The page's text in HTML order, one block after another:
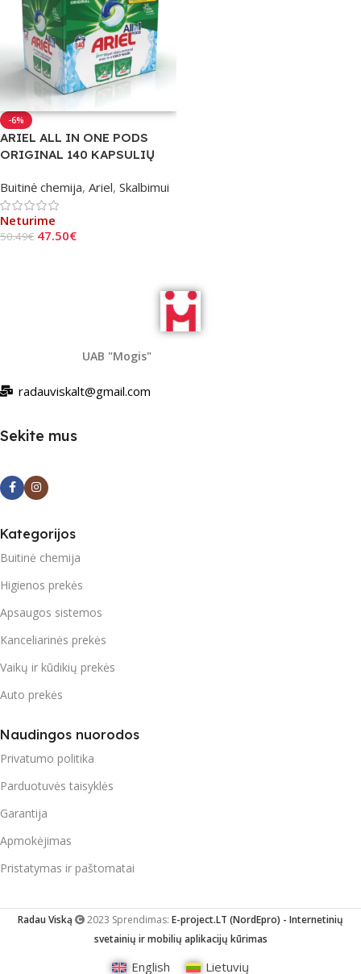
-6%
ARIEL ALL IN ONE PODS
ORIGINAL 140 KAPSULIŲ
Buitinė chemija, Ariel, Skalbimui
Neturime
50.49€ 47.50€
UAB "Mogis"
radauviskalt@gmail.com
Sekite mus
Kategorijos
Buitinė chemija
Higienos prekės
Apsaugos sistemos
Kanceliarinės prekės
Vaikų ir kūdikių prekės
Auto prekės
Naudingos nuorodos
Privatumo politika
Parduotuvės taisyklės
Garantija
Apmokėjimas
Pristatymas ir paštomatai
Radau Viską 2023 Sprendimas: E-project.LT (NordEpro) - Internetinių
svetainių ir mobilių aplikacijų kūrimas
English Lietuvių